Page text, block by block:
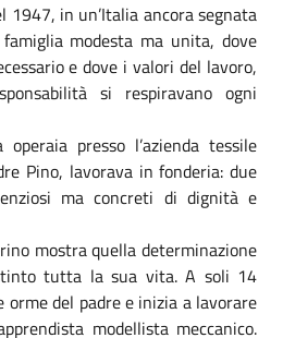
1947, in un’Italia ancora segnata
modesta ma unita, dove
e dove i valori del lavoro,
si respiravano ogni
presso l’azienda tessile
Pino, lavorava in fonderia: due
ma concreti di dignità e
mostra quella determinazione
tutta la sua vita. A soli 14
orme del padre e inizia a lavorare
modellista meccanico.